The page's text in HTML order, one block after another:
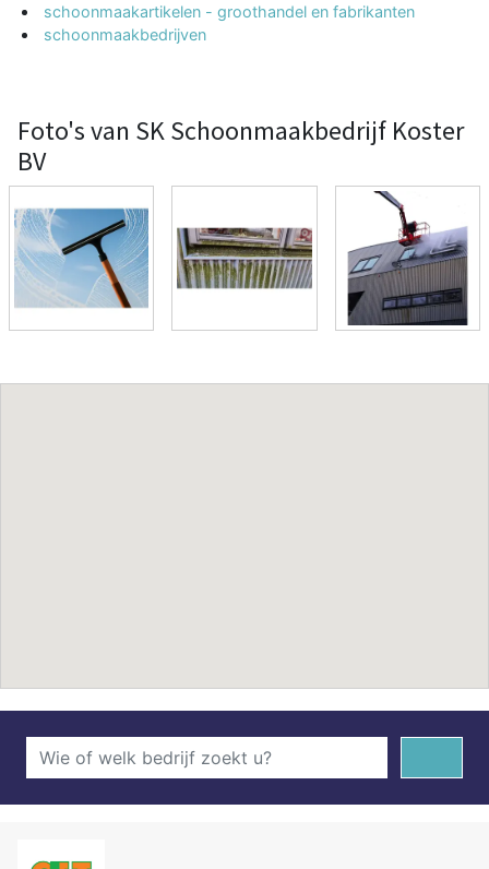
schoonmaakartikelen - groothandel en fabrikanten
schoonmaakbedrijven
Foto's van SK Schoonmaakbedrijf Koster
BV